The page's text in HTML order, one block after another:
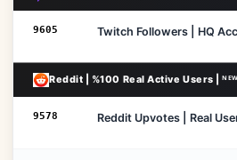
9605 Twitch Followers | HQ
Reddit | %100 Real Active Users | ᴺᴱᵂ
9578 Reddit Upvotes | Real